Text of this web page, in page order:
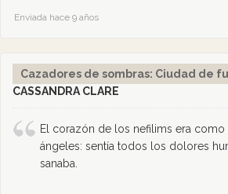
Enviada hace 9 años
Cazadores de sombras: Ciudad de
CASSANDRA CLARE
El corazón de los nefilims era
ángeles: sentía todos los dolores
sanaba.